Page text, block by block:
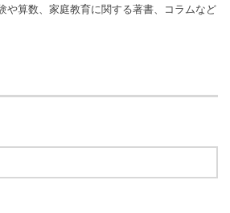
や算数、家庭教育に関する著書、コラムなど